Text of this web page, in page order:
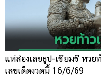
แห่ส่องเลขธูป-เซียมซี หว
เลขเด็ดงวดนี้ 16/6/69